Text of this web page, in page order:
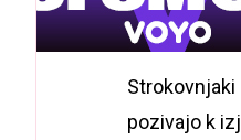
pozivajo k